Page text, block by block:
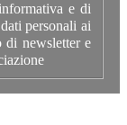
e di
personali ai
di newsletter e